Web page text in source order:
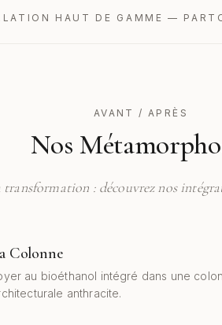
HAUT DE GAMME —
AVANT / APRÈS
Nos
transformation : découvrez nos
AVANT
Colonne
au bioéthanol intégré dans une
anthracite.